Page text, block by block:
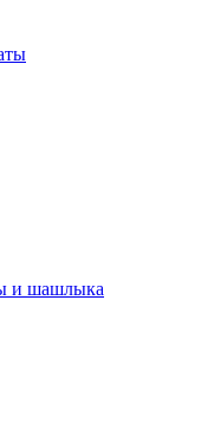
и шашлыка